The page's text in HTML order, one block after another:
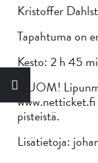
Kristoffer
Tapahtuma on
Kesto: 2 h 45
HUOM!
pisteistä.
Lisätietoja: